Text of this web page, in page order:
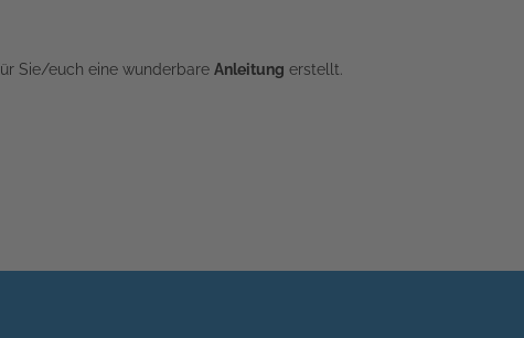
Sie/euch eine wunderbare Anleitung erstellt.